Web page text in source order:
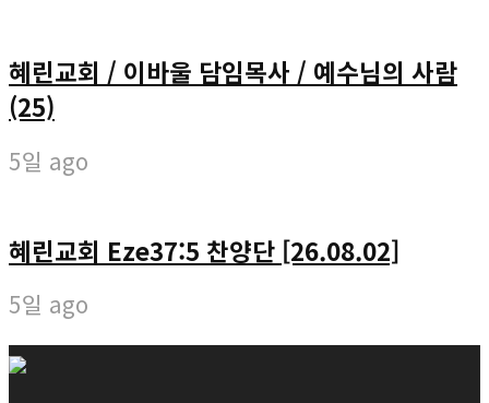
혜린교회 / 이바울 담임목사 / 예수님의 사람
(25)
5일 ago
혜린교회 Eze37:5 찬양단 [26.08.02]
5일 ago